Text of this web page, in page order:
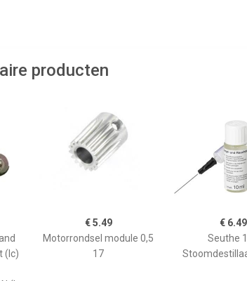
producten
(lc)
€ 5.49
Motorrondsel module 0,5
17
€ 6.49
Seuthe